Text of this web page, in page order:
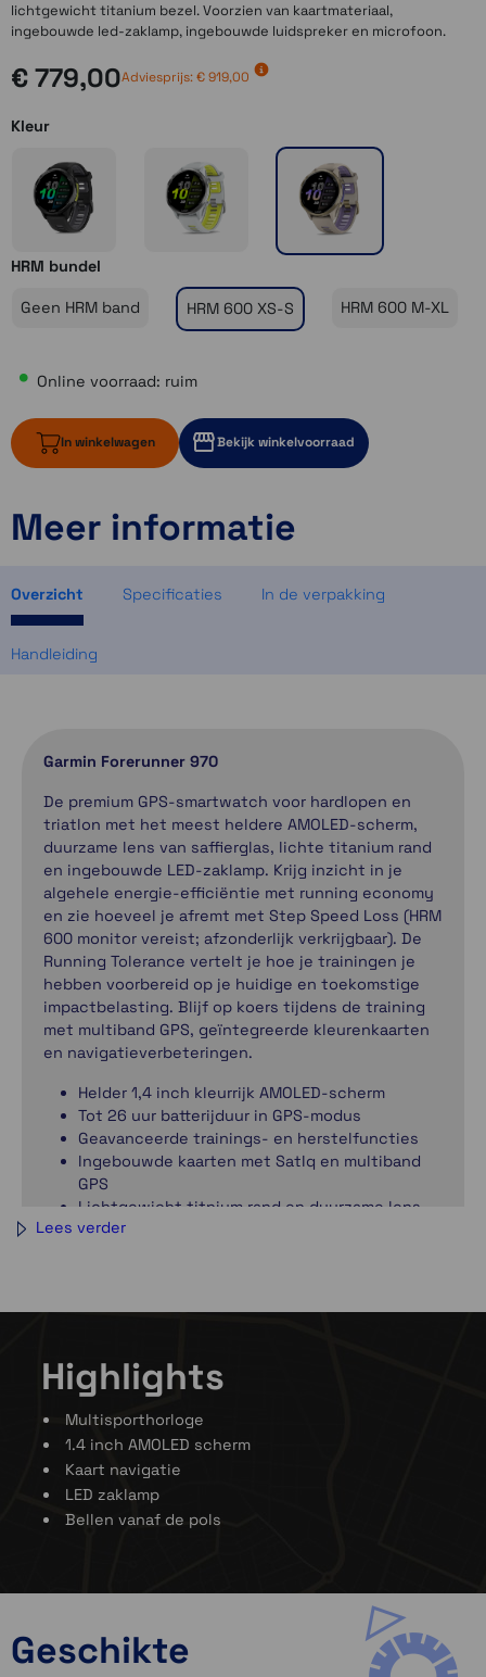
lichtgewicht titanium bezel. Voorzien van kaartmateriaal,
ingebouwde led-zaklamp, ingebouwde luidspreker en microfoon.
€ 779,00Adviesprijs: € 919,00
Kleur
HRM bundel
Geen HRM band HRM 600 XS-S HRM 600 M-XL
Online voorraad: ruim
In winkelwagen Bekijk winkelvoorraad
ruim op voorraad
2 op voorraad
Meer informatie
Overzicht Specificaties In de verpakking
Handleiding
Garmin Forerunner 970
De premium GPS-smartwatch voor hardlopen en
triatlon met het meest heldere AMOLED-scherm,
duurzame lens van saffierglas, lichte titanium rand
en ingebouwde LED-zaklamp. Krijg inzicht in je
algehele energie-efficiëntie met running economy
en zie hoeveel je afremt met Step Speed Loss (HRM
600 monitor vereist; afzonderlijk verkrijgbaar). De
Running Tolerance vertelt je hoe je trainingen je
hebben voorbereid op je huidige en toekomstige
impactbelasting. Blijf op koers tijdens de training
met multiband GPS, geïntegreerde kleurenkaarten
en navigatieverbeteringen.
Helder 1,4 inch kleurrijk AMOLED-scherm
Tot 26 uur batterijduur in GPS-modus
Geavanceerde trainings- en herstelfuncties
Ingebouwde kaarten met SatIq en multiband
GPS
Lichtgewicht titnium rand en duurzame lens
van saffierglas
Lees verder
Highlights
Multisporthorloge
1.4 inch AMOLED scherm
Kaart navigatie
LED zaklamp
Bellen vanaf de pols
Geschikte